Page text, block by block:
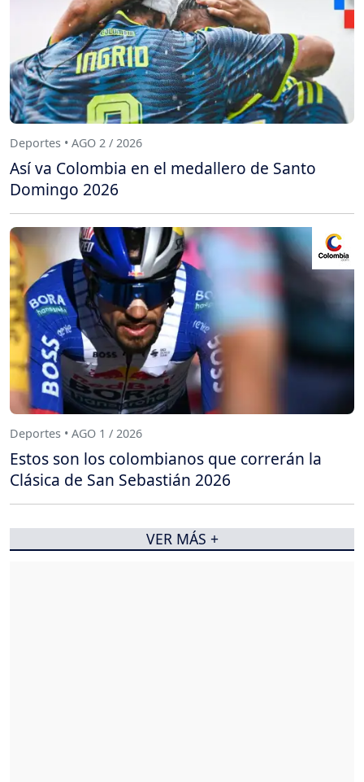
Deportes • AGO 2 / 2026
Así va Colombia en el medallero de Santo
Domingo 2026
Deportes • AGO 1 / 2026
Estos son los colombianos que correrán la
Clásica de San Sebastián 2026
VER MÁS +